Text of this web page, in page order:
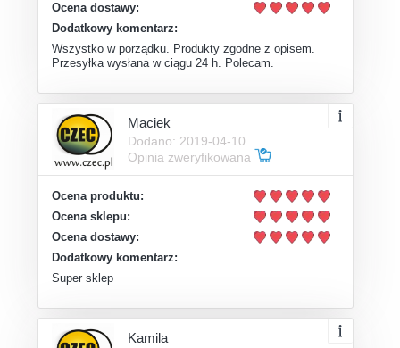
Ocena dostawy:
Dodatkowy komentarz:
Wszystko w porządku. Produkty zgodne z opisem.
Przesyłka wysłana w ciągu 24 h. Polecam.
Maciek
Dodano: 2019-04-10
Opinia zweryfikowana
Ocena produktu:
Ocena sklepu:
Ocena dostawy:
Dodatkowy komentarz:
Super sklep
Kamila